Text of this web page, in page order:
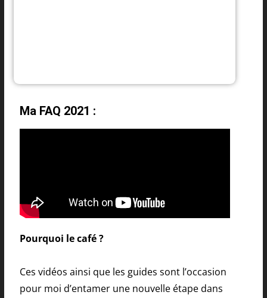
Ma FAQ 2021 :
Pourquoi le café ?
Ces vidéos ainsi que les guides sont l’occasion
pour moi d’entamer une nouvelle étape dans